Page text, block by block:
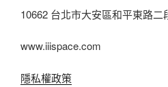
10662 台北市大安區和平東路二
www.iiispace.com
隱私權政策